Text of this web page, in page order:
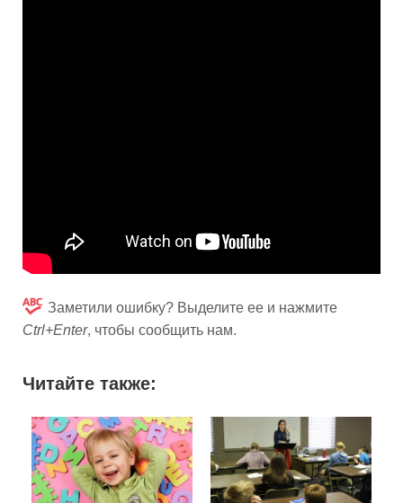
Заметили ошибку? Выделите ее и нажмите
Ctrl+Enter, чтобы сообщить нам.
Читайте также: